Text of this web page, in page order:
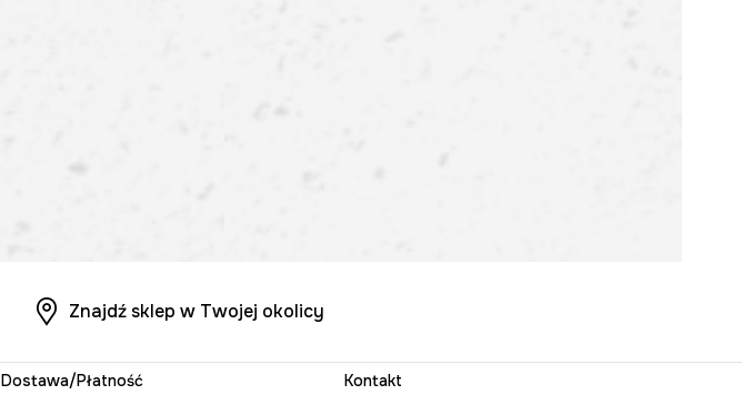
Znajdź sklep w Twojej okolicy
Dostawa/Płatność Kontakt